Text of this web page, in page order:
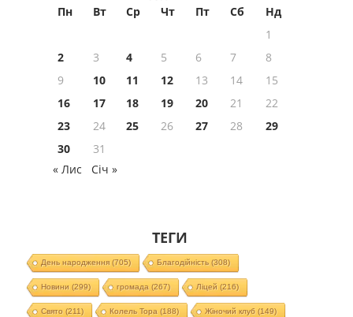
Пн Вт Ср Чт Пт Сб
Нд
1
2
3 4 5 6 7
8
9
10 11 12 13 14
15
16
17 18 19 20 21
22
23
24 25 26 27 28
29
30
31
« Лис
Січ »
ТЕГИ
День народження(705) Благодійність (308)
Новини (299) громада (267) Ліцей (216)
Свято (211) Колель Тора (188) Жіночий клуб (149)